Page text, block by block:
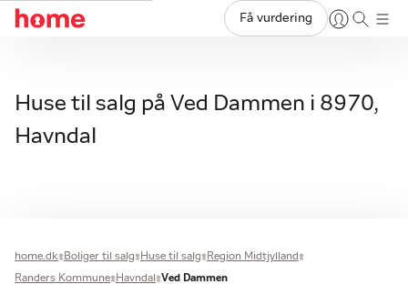
Få vurdering
Huse til salg på Ved Dammen i 8970,
Havndal
home.dk Boliger til salg Huse til salg
Region Midtjylland
Randers Kommune
Havndal Ved Dammen